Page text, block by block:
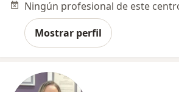
Mostrar perfil